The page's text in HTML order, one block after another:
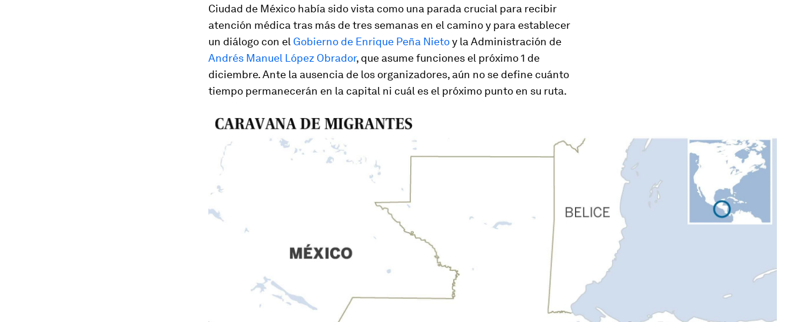
Ciudad de México había sido vista como una parada crucial para recibir
atención médica tras más de tres semanas en el camino y para establecer
un diálogo con el Gobierno de Enrique Peña Nietoy la Administración de
Andrés Manuel López Obrador, que asume funciones el próximo 1 de
diciembre. Ante la ausencia de los organizadores, aún no se define cuánto
tiempo permanecerán en la capital ni cuál es el próximo punto en su ruta.